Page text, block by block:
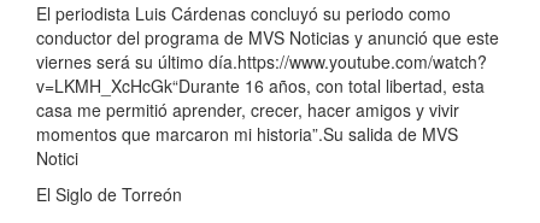
El periodista Luis Cárdenas concluyó su periodo como
conductor del programa de MVS Noticias y anunció que este
viernes será su último día.https://www.youtube.com/watch?
v=LKMH_XcHcGk“Durante 16 años, con total libertad, esta
casa me permitió aprender, crecer, hacer amigos y vivir
momentos que marcaron mi historia”.Su salida de MVS
Notici
El Siglo de Torreón